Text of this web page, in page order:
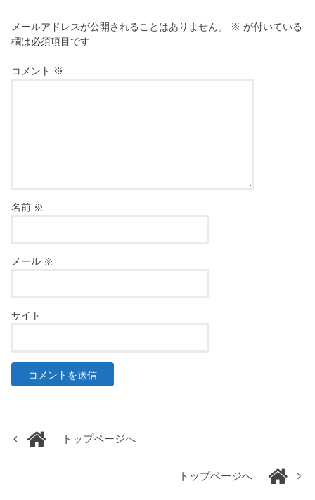
メールアドレスが公開されることはありません。 ※ が付いている
欄は必須項目です
コメント ※
名前 ※
メール ※
サイト
トップページへ
トップページへ